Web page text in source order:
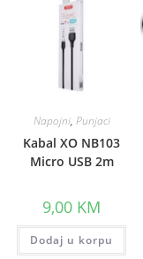
Napojni, Punjaci
Kabal XO NB103
Micro USB 2m
9,00 KM
Dodaj u korpu